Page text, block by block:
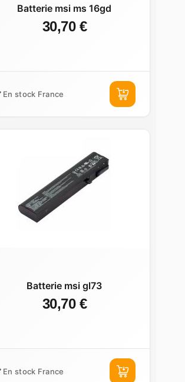
Batterie msi ms 16gd
30,70 €
En stock France
Batterie msi gl73
30,70 €
En stock France